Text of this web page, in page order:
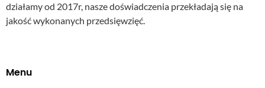
działamy od 2017r, nasze doświadczenia przekładają się na
jakość wykonanych przedsięwzięć.
Menu